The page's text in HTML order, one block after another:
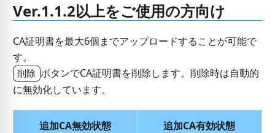
Ver.1.1.2以上をご使用の方向け
CA証明書を最大6個までアップロードすることが可能で
す。
削除 ボタンでCA証明書を削除します。削除時は自動的
に無効化しています。
追加CA無効状態 追加CA有効状態